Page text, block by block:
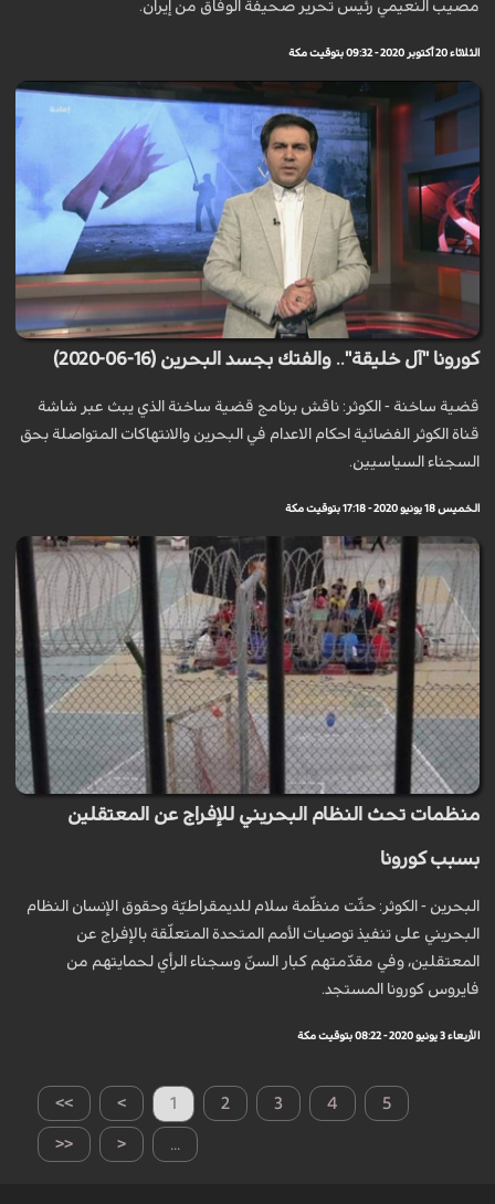
مصيب النعيمي رئيس تحرير صحيفة الوفاق من إيران.
الثلاثاء 20 أكتوبر 2020 - 09:32 بتوقيت مكة
كورونا "آل خليقة".. والفتك بجسد البحرين (16-06-2020)
قضية ساخنة - الكوثر: ناقش برنامج قضية ساخنة الذي يبث عبر شاشة
قناة الكوثر الفضائية احكام الاعدام في البحرين والانتهاكات المتواصلة بحق
السجناء السياسيين.
الخميس 18 يونيو 2020 - 17:18 بتوقيت مكة
منظمات تحث النظام البحريني للإفراج عن المعتقلين
بسبب كورونا
البحرين - الكوثر: حثّت منظّمة سلام للديمقراطيّة وحقوق الإنسان النظام
البحريني على تنفيذ توصيات الأمم المتحدة المتعلّقة بالإفراج عن
المعتقلين، وفي مقدّمتهم كبار السنّ وسجناء الرأي لحمايتهم من
فايروس كورونا المستجد.
الأربعاء 3 يونيو 2020 - 08:22 بتوقيت مكة
>> > 1 2 3 4 5
...
<
<<